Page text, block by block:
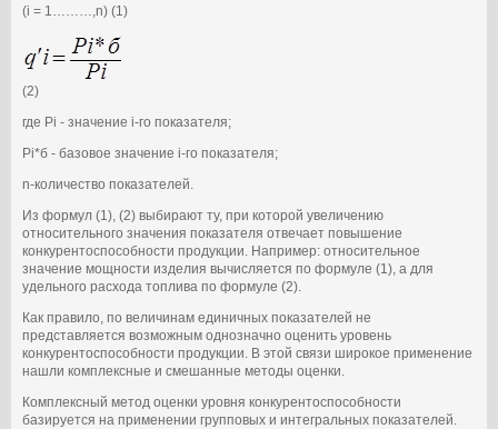
(i = 1………,n) (1)
(2)
где Pi - значение i-го показателя;
Рi*б - базовое значение i-го показателя;
n-количество показателей.
Из формул (1), (2) выбирают ту, при которой увеличению
относительного значения показателя отвечает повышение
конкурентоспособности продукции. Например: относительное
значение мощности изделия вычисляется по формуле (1), а для
удельного расхода топлива по формуле (2).
Как правило, по величинам единичных показателей не
представляется возможным однозначно оценить уровень
конкурентоспособности продукции. В этой связи широкое применение
нашли комплексные и смешанные методы оценки.
Комплексный метод оценки уровня конкурентоспособности
базируется на применении групповых и интегральных показателей.